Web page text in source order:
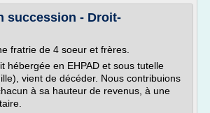
succession - Droit-
fratrie de 4 soeur et frères.
hébergée en EHPAD et sous tutelle
vient de décéder. Nous contribuions
à sa hauteur de revenus, à une